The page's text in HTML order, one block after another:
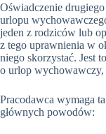
Oświadczenie
urlopu
jeden z rodziców lub
z tego uprawnienia w
niego skorzystać. Jest
o urlop wychowawczy,
Pracodawca wymaga
głównych powodów: